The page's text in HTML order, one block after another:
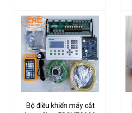
Bộ điều khiển máy cắt